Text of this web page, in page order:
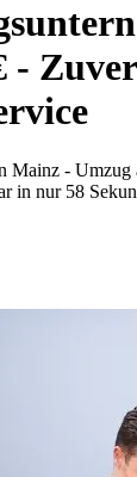
-
Mainz -
in nur 58